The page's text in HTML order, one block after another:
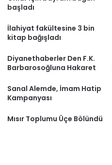
başladı
İlahiyat fakültesine 3 bin
kitap bağışladı
Diyanethaberler Den F.K.
Barbarosoğluna Hakaret
Sanal Alemde, İmam Hatip
Kampanyası
Mısır Toplumu Üçe Bölündü